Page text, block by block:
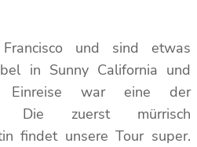
und sind etwas
in Sunny California und
Einreise war eine der
Die zuerst mürrisch
findet unsere Tour super.